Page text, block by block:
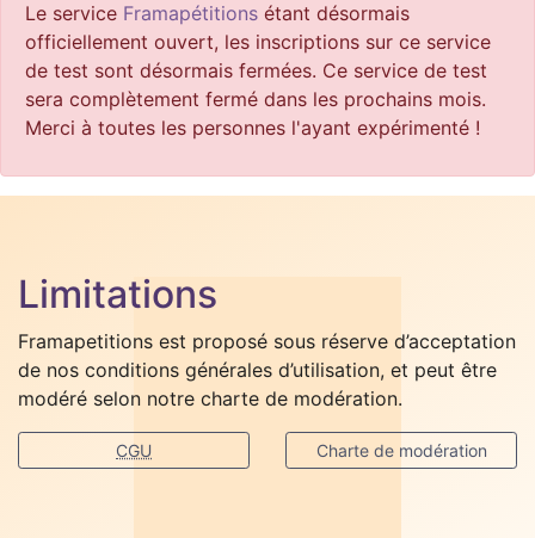
Le service Framapétitions étant désormais
officiellement ouvert, les inscriptions sur ce service
de test sont désormais fermées. Ce service de test
sera complètement fermé dans les prochains mois.
Merci à toutes les personnes l'ayant expérimenté !
Limitations
Framapetitions est proposé sous réserve d’acceptation
de nos conditions générales d’utilisation, et peut être
modéré selon notre charte de modération.
CGU Charte de modération